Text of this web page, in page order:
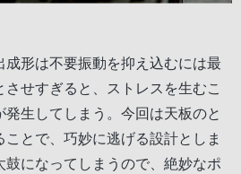
成形は不要振動を抑え込むには最
せすぎると、ストレスを生むこ
発生してしまう。今回は天板のと
とで、巧妙に逃げる設計としま
鼓になってしまうので、絶妙なポ